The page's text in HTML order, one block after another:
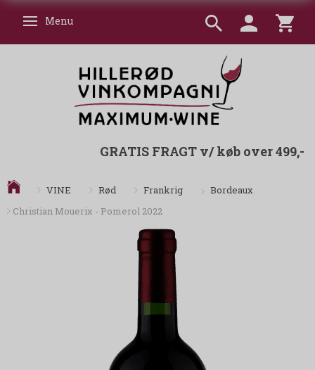
Skifte navigation
Menu
GRATIS FRAGT v/ køb over 499,-
VINE Rød Frankrig
Bordeaux
Christian Mouerix - Pomerol 2022